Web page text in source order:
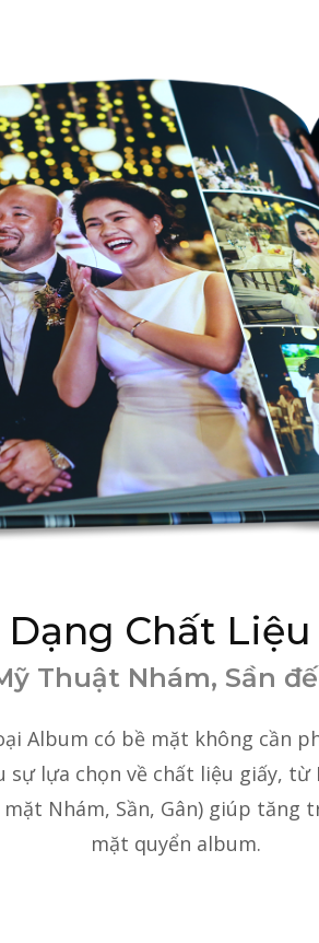
Chất Liệu
Thuật Nhám, Sần
Album có bề mặt không cần
sự lựa chọn về chất liệu giấy, từ
Nhám, Sần, Gân) giúp tăng
mặt quyển album.